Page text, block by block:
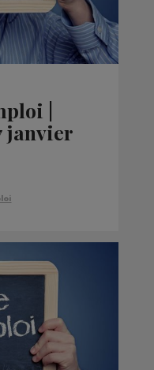
|
janvier